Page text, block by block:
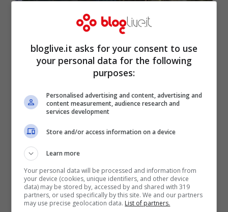
Predolin strofina le parti intime di
Carmen Di Pietro: polemica al GF Vip
bloglive.it asks for your consent to use
your personal data for the following
purposes:
Personalised advertising and content, advertising and
content measurement, audience research and
services development
Store and/or access information on a device
Learn more
Your personal data will be processed and information from
your device (cookies, unique identifiers, and other device
data) may be stored by, accessed by and shared with 319
partners, or used specifically by this site. We and our partners
may use precise geolocation data. List of partners.